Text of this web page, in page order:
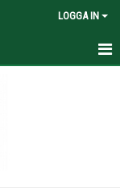
LOGGA IN